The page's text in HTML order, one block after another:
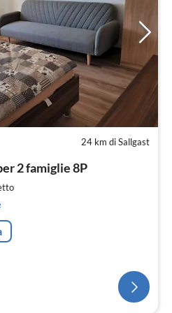
24 km di Sallgast
2 famiglie 8P